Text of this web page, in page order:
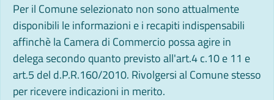
Per il Comune selezionato non sono attualmente
disponibili le informazioni e i recapiti indispensabili
affinchè la Camera di Commercio possa agire in
delega secondo quanto previsto all'art.4 c.10 e 11 e
art.5 del d.P.R.160/2010. Rivolgersi al Comune stesso
per ricevere indicazioni in merito.